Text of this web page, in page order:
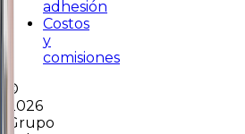
adhesión
Costos
y
comisiones
©
2026
Grupo